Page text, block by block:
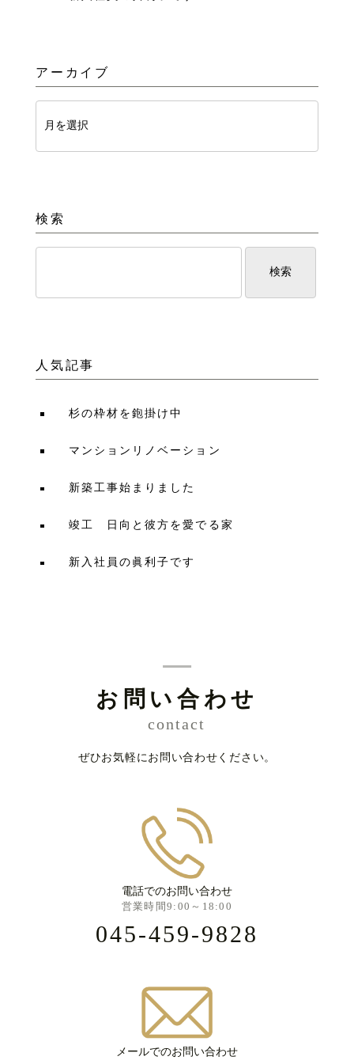
アーカイブ
検索
人気記事
杉の枠材を鉋掛け中
マンションリノベーション
新築工事始まりました
竣工 日向と彼方を愛でる家
新入社員の眞利子です
お問い合わせ
contact
ぜひお気軽にお問い合わせください。
電話でのお問い合わせ
営業時間9:00～18:00
045-459-9828
メールでのお問い合わせ